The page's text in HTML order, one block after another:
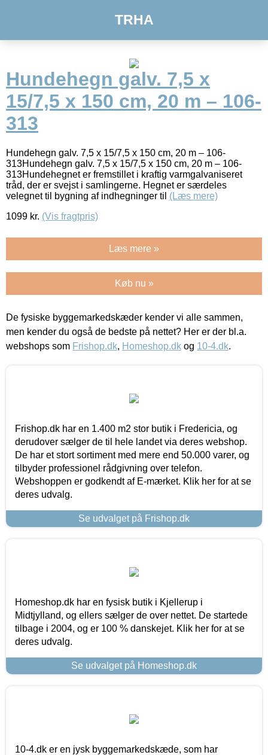
TRHA
Hundehegn galv. 7,5 x
15/7,5 x 150 cm, 20 m – 106-
313
Hundehegn galv. 7,5 x 15/7,5 x 150 cm, 20 m – 106-
313Hundehegn galv. 7,5 x 15/7,5 x 150 cm, 20 m – 106-
313Hundehegnet er fremstillet i kraftig varmgalvaniseret
tråd, der er svejst i samlingerne. Hegnet er særdeles
velegnet til bygning af indhegninger til (Læs mere)
1099 kr. (Vis fragtpris)
Læs mere »
Køb nu »
De fysiske byggemarkedskæder kender vi alle sammen,
men kender du også de bedste på nettet? Her er der bl.a.
webshops som Frishop.dk, Homeshop.dk og 10-4.dk.
Frishop.dk har en 1.400 m2 stor butik i Fredericia, og
derudover sælger de til hele landet via deres webshop.
De har et stort sortiment med mere end 50.000 varer, og
tilbyder professionel rådgivning over telefon.
Webshoppen er godkendt af E-mærket. Klik her for at se
deres udvalg.
Se udvalget på Frishop.dk
Homeshop.dk har en fysisk butik i Kjellerup i
Midtjylland, og ellers sælger de over nettet. De startede
tilbage i 2004, og er 100 % danskejet. Klik her for at se
deres udvalg.
Se udvalget på Homeshop.dk
10-4.dk er en jysk byggemarkedskæde, som har